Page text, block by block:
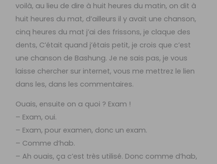
voilà, au lieu de dire à huit heures du matin, on dit à
huit heures du mat, d’ailleurs il y avait une chanson,
cinq heures du mat j’ai des frissons, je claque des
dents, C’était quand j’étais petit, je crois que c’est
une chanson de Bashung. Je ne sais pas, je vous
laisse chercher sur internet, vous me mettrez le lien
dans les, dans les commentaires.
Ouais, ensuite on a quoi ? Exam !
– Exam, oui.
– Exam, pour examen, donc un exam.
– Comme d’hab.
– Ah ouais, ça c’est très utilisé. Donc comme d’hab,